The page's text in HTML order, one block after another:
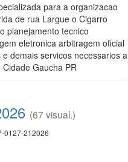
para a organizacao
de rua Largue o Cigarro
planejamento tecnico
eletronica arbitragem oficial
demais servicos necessarios a
Gaucha PR
(67 visual.)
0127-212026